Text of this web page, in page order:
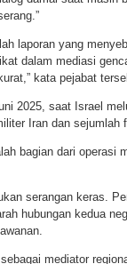
laporan yang
dalam mediasi
kata pejabat
2025, saat Israel
Iran dan
bagian dari operasi
serangan keras.
hubungan kedua
mediator